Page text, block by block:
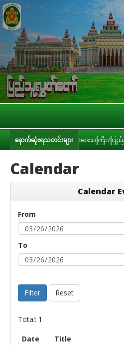
နောက်ဆုံးရသတင်းများ
ကြီးဌာနများ၊ တိုင်းဒေသကြီး/ပြည်
Calendar
Calendar
From
To
Filter Reset
Total: 1
Date
Title